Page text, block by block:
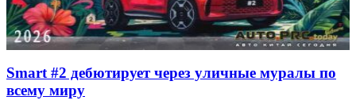
Smart #2 дебютирует через уличные муралы по
всему миру